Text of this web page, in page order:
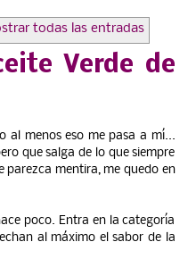
todas las entradas
Verde de
al menos eso me pasa a mí...
que salga de lo que siempre
parezca mentira, me quedo en
poco. Entra en la categoría
al máximo el sabor de la